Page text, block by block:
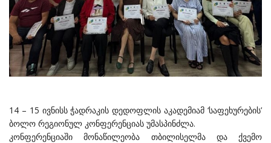
14 – 15 ივნისს ჭადრაკის დედოფლის აკადემიამ ‘საფეხურების’
ბოლო რეგიონულ კონფერენციას უმასპინძლა.
კონფერენციაში მონაწილეობა თბილისელმა და ქვემო